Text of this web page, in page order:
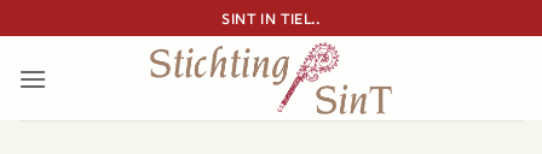
naar
inhoud
SINT IN TIEL..